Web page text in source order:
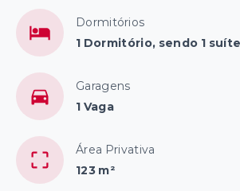
Dormitórios
1 Dormitório, sendo 1 suíte
Garagens
1 Vaga
Área Privativa
123 m²